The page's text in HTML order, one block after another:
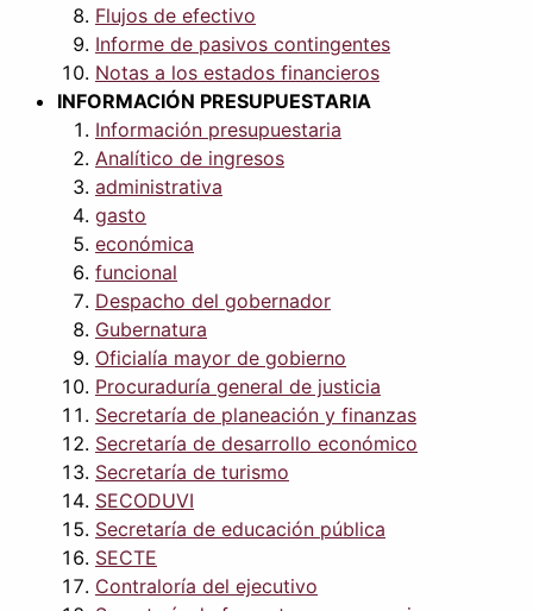
Flujos de efectivo
Informe de pasivos contingentes
Notas a los estados financieros
INFORMACIÓN PRESUPUESTARIA
Información presupuestaria
Analítico de ingresos
administrativa
gasto
económica
funcional
Despacho del gobernador
Gubernatura
Oficialía mayor de gobierno
Procuraduría general de justicia
Secretaría de planeación y finanzas
Secretaría de desarrollo económico
Secretaría de turismo
SECODUVI
Secretaría de educación pública
SECTE
Contraloría del ejecutivo